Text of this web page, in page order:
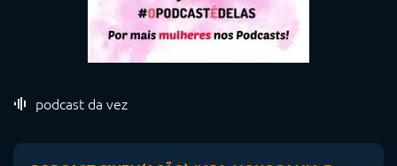
podcast da vez